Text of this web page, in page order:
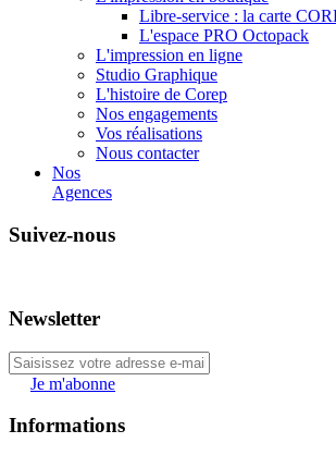
Libre-service : la carte
L'espace PRO Octopack
L'impression en ligne
Studio Graphique
L'histoire de Corep
Nos engagements
Vos réalisations
Nous contacter
Nos
Agences
Suivez-nous
Newsletter
Je m'abonne
Informations